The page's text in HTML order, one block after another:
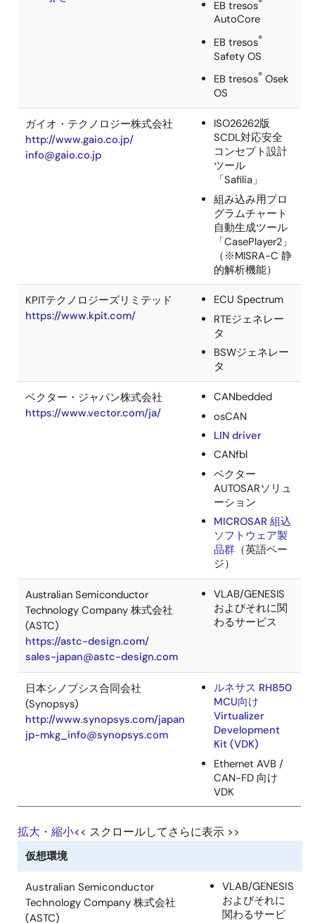
ECU設計ツール
IARシステムズ株式会社
https://www.iar.com/jp
info.JP@iar.com
ステートマシン
ベースのモデリ
StateTM
エレクトロビット日本株式会社
http://www.elektrobit.com/
info-jp@elektrobit.com
EB tresos
Studio
EB tresos
AutoCore
EB tresos
Safety OS
EB tresos
ガイオ・テクノロジー株式会社
http://www.gaio.co.jp/
info@gaio.co.jp
ISO26262版
SCDL対応安全
コンセプト設計
拡大・縮小<< スクロールしてさらに表示 >>